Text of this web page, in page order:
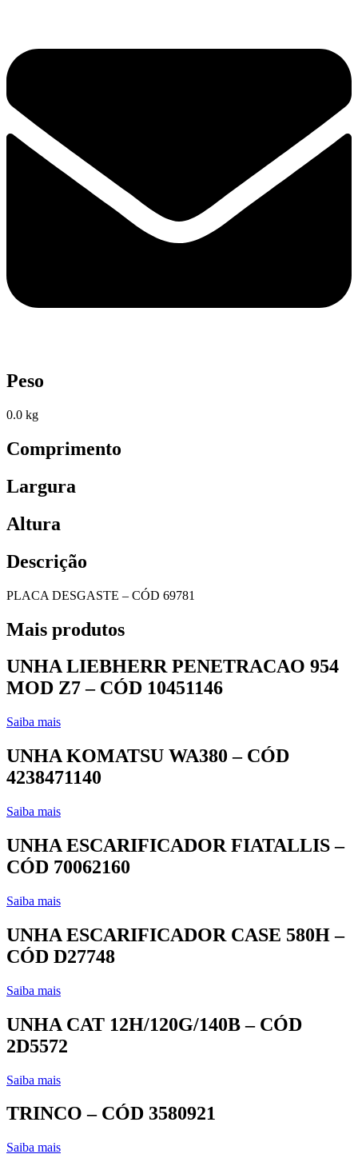
Peso
0.0 kg
Comprimento
Largura
Altura
Descrição
PLACA DESGASTE – CÓD 69781
Mais produtos
UNHA LIEBHERR PENETRACAO 954
MOD Z7 – CÓD 10451146
Saiba mais
UNHA KOMATSU WA380 – CÓD
4238471140
Saiba mais
UNHA ESCARIFICADOR FIATALLIS –
CÓD 70062160
Saiba mais
UNHA ESCARIFICADOR CASE 580H –
CÓD D27748
Saiba mais
UNHA CAT 12H/120G/140B – CÓD
2D5572
Saiba mais
TRINCO – CÓD 3580921
Saiba mais